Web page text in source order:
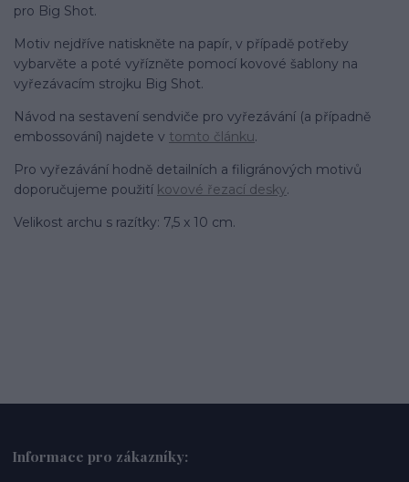
pro Big Shot.
Motiv nejdříve natiskněte na papír, v případě potřeby
vybarvěte a poté vyřízněte pomocí kovové šablony na
vyřezávacím strojku Big Shot.
Návod na sestavení sendviče pro vyřezávání (a případně
embossování) najdete v tomto článku.
Pro vyřezávání hodně detailních a filigránových motivů
doporučujeme použití kovové řezací desky.
Velikost archu s razítky: 7,5 x 10 cm.
Informace pro zákazníky: